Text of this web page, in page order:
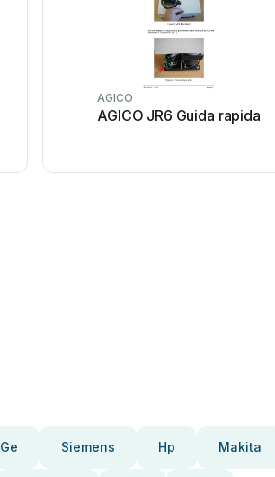
AGICO
AGICO JR6 Guida rapida
Ge Siemens Hp Makita